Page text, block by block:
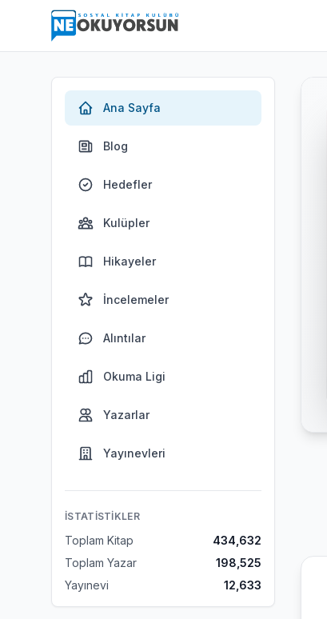
Ana Sayfa
Blog
Hedefler
Kulüpler
Hikayeler
İncelemeler
Alıntılar
Okuma Ligi
Yazarlar
Yayınevleri
İSTATISTIKLER
Toplam Kitap
434,632
Toplam Yazar
198,525
Yayınevi
12,633